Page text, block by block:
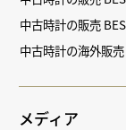
中古時計の販売
中古時計の海外販売
メディア